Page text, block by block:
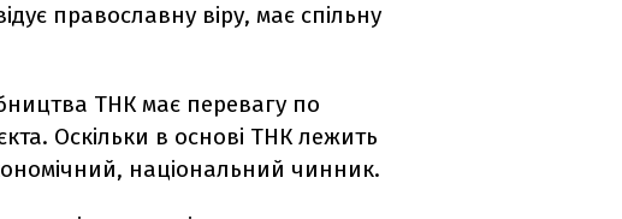
православну віру, має спільну
ТНК має перевагу по
Оскільки в основі ТНК лежить
національний чинник.